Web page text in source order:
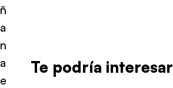
ñ
a
n
a
e
Te podría interesar